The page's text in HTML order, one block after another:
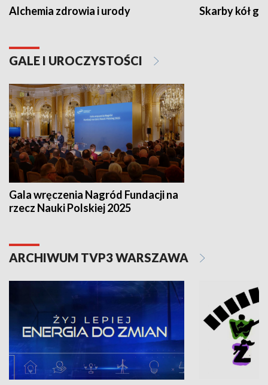
Alchemia zdrowia i urody Skarby kół
GALE I UROCZYSTOŚCI
Gala wręczenia Nagród Fundacji na
rzecz Nauki Polskiej 2025
ARCHIWUM TVP3 WARSZAWA